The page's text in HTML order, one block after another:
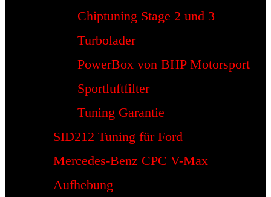
Chiptuning Stage 2 und 3
Turbolader
PowerBox von BHP Motorsport
Sportluftfilter
Tuning Garantie
SID212 Tuning für Ford
Mercedes-Benz CPC V-Max
Aufhebung